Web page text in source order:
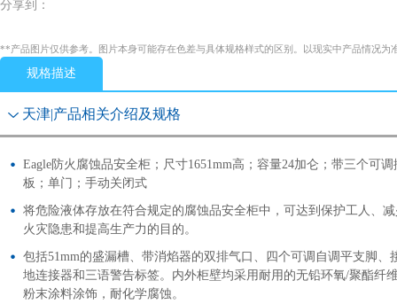
分享到：
**产品图片仅供参考。图片本身可能存在色差与具体规格样式的区别。以现实中产品情况为
规格描述
天津|产品相关介绍及规格
Eagle防火腐蚀品安全柜；尺寸1651mm高；容量24加仑；带三个可调
板；单门；手动关闭式
将危险液体存放在符合规定的腐蚀品安全柜中，可达到保护工人、
火灾隐患和提高生产力的目的。
包括51mm的盛漏槽、带消焰器的双排气口、四个可调自调平支脚、
地连接器和三语警告标签。内外柜壁均采用耐用的无铅环氧/聚酯纤
粉末涂料涂饰，耐化学腐蚀。